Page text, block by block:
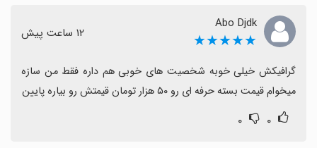
Abo Djdk
★★★★★ ١٢ ساعت پیش
میخوام قیمت بسته حرفه ای رو ۵۰ هزار تومان قیمتش رو بیاره پایین
۰ ۰